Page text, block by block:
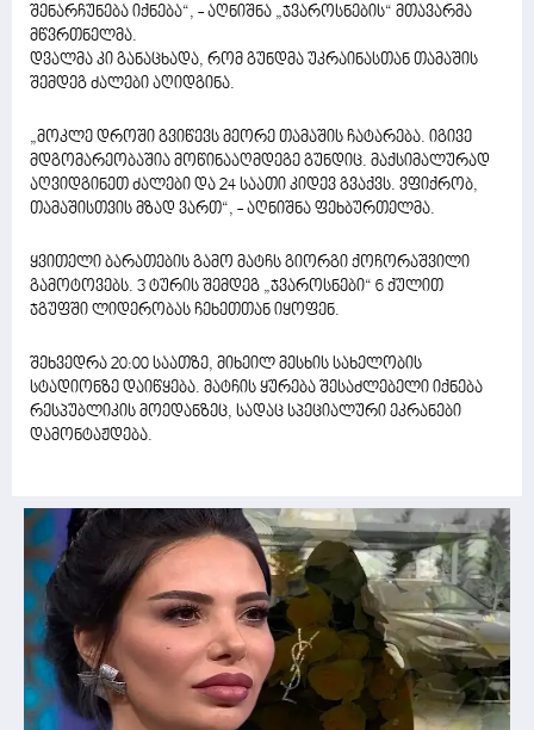
შენარჩუნება იქნება“, - აღნიშნა „ჯვაროსნების“ მთავარმა
მწვრთნელმა.
დვალმა კი განაცხადა, რომ გუნდმა უკრაინასთან თამაშის
შემდეგ ძალები აღიდგინა.
„მოკლე დროში გვიწევს მეორე თამაშის ჩატარება. იგივე
მდგომარეობაშია მოწინააღმდეგე გუნდიც. მაქსიმალურად
აღვიდგინეთ ძალები და 24 საათი კიდევ გვაქვს. ვფიქრობ,
თამაშისთვის მზად ვართ“, - აღნიშნა ფეხბურთელმა.
ყვითელი ბარათების გამო მატჩს გიორგი ქოჩორაშვილი
გამოტოვებს. 3 ტურის შემდეგ „ჯვაროსნები“ 6 ქულით
ჯგუფში ლიდერობას ჩეხეთთან იყოფენ.
შეხვედრა 20:00 საათზე, მიხეილ მესხის სახელობის
სტადიონზე დაიწყება. მატჩის ყურება შესაძლებელი იქნება
რესპუბლიკის მოედანზეც, სადაც სპეციალური ეკრანები
დამონტაჟდება.